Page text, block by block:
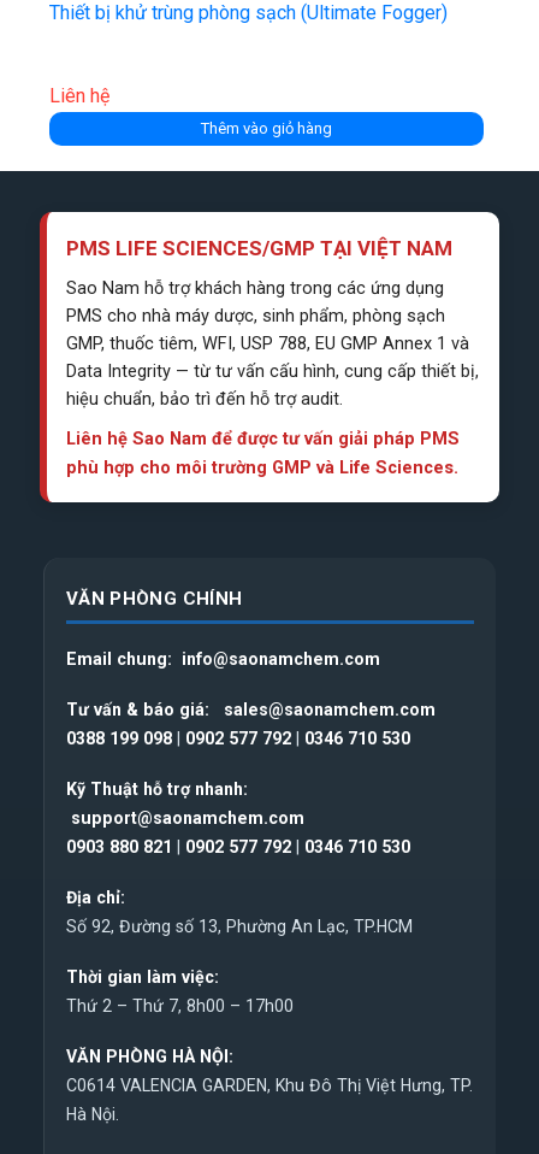
Thiết bị khử trùng phòng sạch (Ultimate Fogger)
Liên hệ
Thêm vào giỏ hàng
PMS LIFE SCIENCES/GMP TẠI VIỆT NAM
Sao Nam hỗ trợ khách hàng trong các ứng dụng
PMS cho nhà máy dược, sinh phẩm, phòng sạch
GMP, thuốc tiêm, WFI, USP 788, EU GMP Annex 1 và
Data Integrity — từ tư vấn cấu hình, cung cấp thiết bị,
hiệu chuẩn, bảo trì đến hỗ trợ audit.
Liên hệ Sao Nam để được tư vấn giải pháp PMS
phù hợp cho môi trường GMP và Life Sciences.
VĂN PHÒNG CHÍNH
Email chung: info@saonamchem.com
Tư vấn & báo giá: sales@saonamchem.com
0388 199 098
0902 577 792 0346 710 530
Kỹ Thuật hỗ trợ nhanh:
support@saonamchem.com
0903 880 821 0902 577 792 0346 710 530
Địa chỉ:
Số 92, Đường số 13, Phường An Lạc, TP.HCM
Thời gian làm việc:
Thứ 2 – Thứ 7, 8h00 – 17h00
VĂN PHÒNG HÀ NỘI:
C0614 VALENCIA GARDEN, Khu Đô Thị Việt Hưng, TP.
Hà Nội.